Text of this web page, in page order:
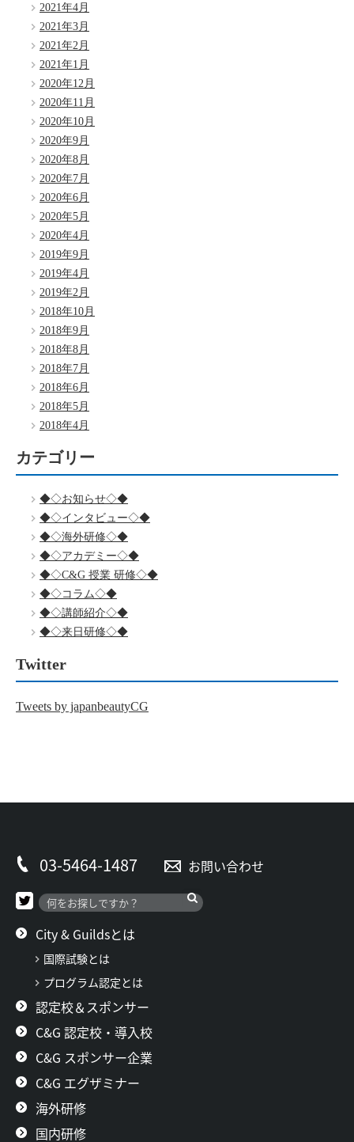
2021年4月
2021年3月
2021年2月
2021年1月
2020年12月
2020年11月
2020年10月
2020年9月
2020年8月
2020年7月
2020年6月
2020年5月
2020年4月
2019年9月
2019年4月
2019年2月
2018年10月
2018年9月
2018年8月
2018年7月
2018年6月
2018年5月
2018年4月
カテゴリー
◆◇お知らせ◇◆
◆◇インタビュー◇◆
◆◇海外研修◇◆
◆◇アカデミー◇◆
◆◇C&G 授業 研修◇◆
◆◇コラム◇◆
◆◇講師紹介◇◆
◆◇来日研修◇◆
Twitter
Tweets by japanbeautyCG
03-5464-1487 お問い合わせ
City & Guildsとは
国際試験とは
プログラム認定とは
認定校＆スポンサー
C&G 認定校・導入校
C&G スポンサー企業
C&G エグザミナー
海外研修
国内研修